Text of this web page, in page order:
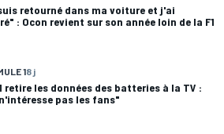
retourné dans ma voiture et j'ai
: Ocon revient sur son année loin de la F1
18 j
retire les données des batteries à la TV :
pas les fans"